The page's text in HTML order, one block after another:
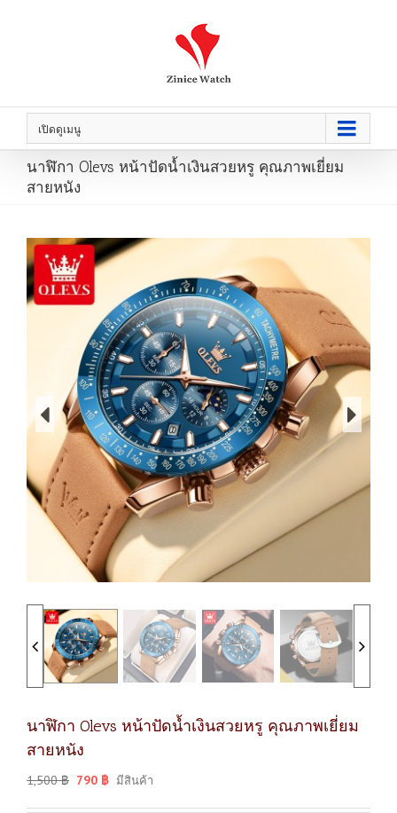
เปิดดูเมนู
นาฬิกา Olevs หน้าปัดน้ำเงินสวยหรู คุณภาพเยี่ยม
สายหนัง
นาฬิกา Olevs หน้าปัดน้ำเงินสวยหรู คุณภาพเยี่ยม
สายหนัง
1,500฿ 790 ฿ มีสินค้า